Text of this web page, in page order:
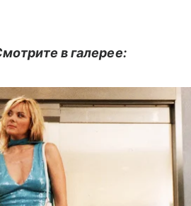
в галерее: